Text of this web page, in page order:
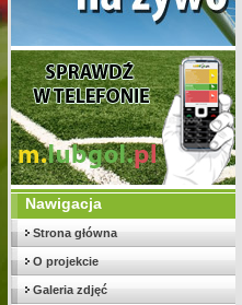
Nawigacja
Strona główna
O projekcie
Galeria zdjęć